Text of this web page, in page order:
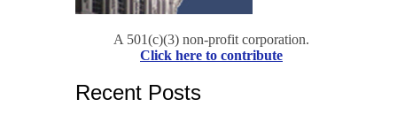
A 501(c)(3) non-profit corporation.
Click here to contribute
Recent Posts